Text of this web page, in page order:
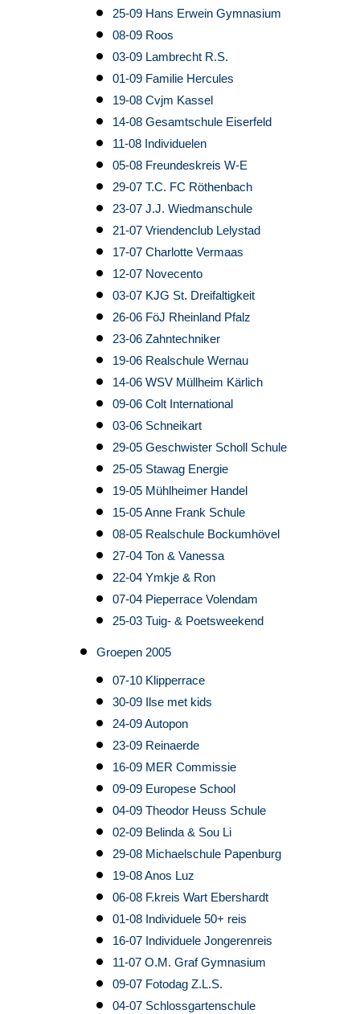
25-09 Hans Erwein Gymnasium
08-09 Roos
03-09 Lambrecht R.S.
01-09 Familie Hercules
19-08 Cvjm Kassel
14-08 Gesamtschule Eiserfeld
11-08 Individuelen
05-08 Freundeskreis W-E
29-07 T.C. FC Röthenbach
23-07 J.J. Wiedmanschule
21-07 Vriendenclub Lelystad
17-07 Charlotte Vermaas
12-07 Novecento
03-07 KJG St. Dreifaltigkeit
26-06 FöJ Rheinland Pfalz
23-06 Zahntechniker
19-06 Realschule Wernau
14-06 WSV Müllheim Kärlich
09-06 Colt International
03-06 Schneikart
29-05 Geschwister Scholl Schule
25-05 Stawag Energie
19-05 Mühlheimer Handel
15-05 Anne Frank Schule
08-05 Realschule Bockumhövel
27-04 Ton & Vanessa
22-04 Ymkje & Ron
07-04 Pieperrace Volendam
25-03 Tuig- & Poetsweekend
Groepen 2005
07-10 Klipperrace
30-09 Ilse met kids
24-09 Autopon
23-09 Reinaerde
16-09 MER Commissie
09-09 Europese School
04-09 Theodor Heuss Schule
02-09 Belinda & Sou Li
29-08 Michaelschule Papenburg
19-08 Anos Luz
06-08 F.kreis Wart Ebershardt
01-08 Individuele 50+ reis
16-07 Individuele Jongerenreis
11-07 O.M. Graf Gymnasium
09-07 Fotodag Z.L.S.
04-07 Schlossgartenschule